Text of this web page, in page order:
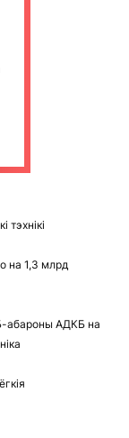
на 1,3 млрд
абароны АДКБ на